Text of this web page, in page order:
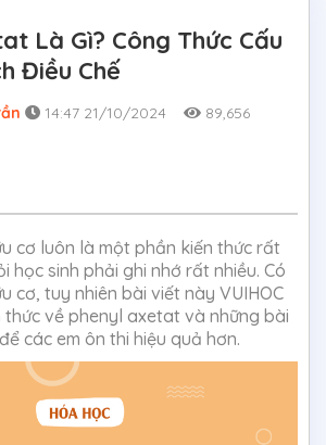
Là Gì? Công Thức Cấu
Điều Chế
14:47 21/10/2024 89,656
cơ luôn là một phần kiến thức rất
học sinh phải ghi nhớ rất nhiều. Có
cơ, tuy nhiên bài viết này VUIHOC
thức về phenyl axetat và những bài
các em ôn thi hiệu quả hơn.